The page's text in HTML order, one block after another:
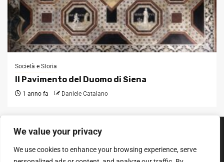
We value your privacy
We use cookies to enhance your browsing experience, serve
Società e Storia
Il Pavimento del Duomo di Siena
1 anno fa Daniele Catalano
SEGUICI SUI SOCIAL
Facebook
Instagram
YouTube